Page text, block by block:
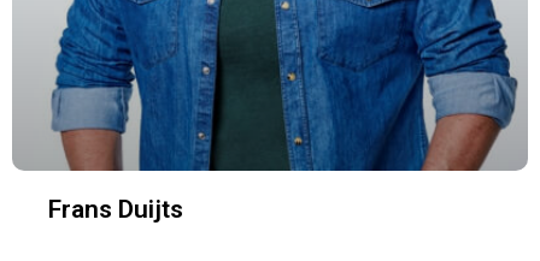
Frans Duijts